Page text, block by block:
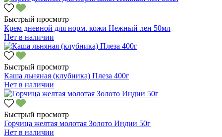
Быстрый просмотр
Крем дневной для норм. кожи Нежный лен 50мл
Нет в наличии
Быстрый просмотр
Каша льняная (клубника) Плеза 400г
Нет в наличии
Быстрый просмотр
Горчица желтая молотая Золото Индии 50г
Нет в наличии